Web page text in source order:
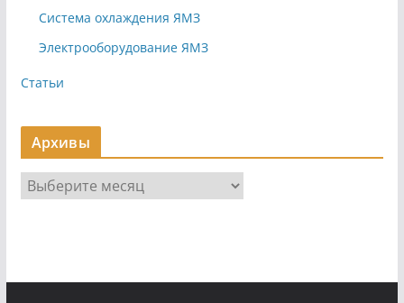
Система охлаждения ЯМЗ
Электрооборудование ЯМЗ
Статьи
Архивы
р